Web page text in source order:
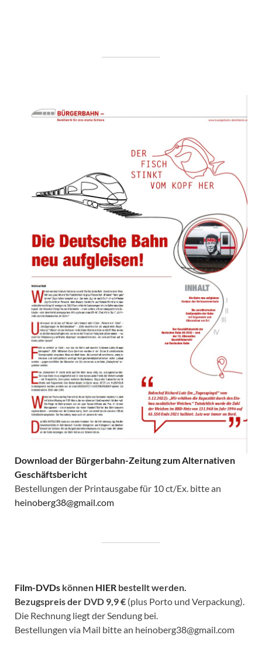
Download der Bürgerbahn-Zeitung zum Alternativen
Geschäftsbericht
Bestellungen der Printausgabe für 10 ct/Ex. bitte an
heinoberg38@gmail.com
Film-DVDs können HIER bestellt werden.
Bezugspreis der DVD 9,9 € (plus Porto und Verpackung).
Die Rechnung liegt der Sendung bei.
Bestellungen via Mail bitte an heinoberg38@gmail.com